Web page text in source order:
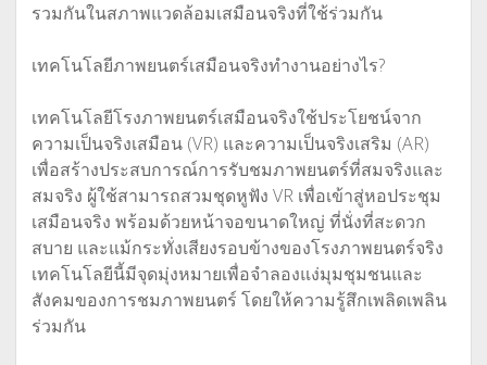
รวมกันในสภาพแวดล้อมเสมือนจริงที่ใช้ร่วมกัน
เทคโนโลยีภาพยนตร์เสมือนจริงทำงานอย่างไร?
เทคโนโลยีโรงภาพยนตร์เสมือนจริงใช้ประโยชน์จาก
ความเป็นจริงเสมือน (VR) และความเป็นจริงเสริม (AR)
เพื่อสร้างประสบการณ์การรับชมภาพยนตร์ที่สมจริงและ
สมจริง ผู้ใช้สามารถสวมชุดหูฟัง VR เพื่อเข้าสู่หอประชุม
เสมือนจริง พร้อมด้วยหน้าจอขนาดใหญ่ ที่นั่งที่สะดวก
สบาย และแม้กระทั่งเสียงรอบข้างของโรงภาพยนตร์จริง
เทคโนโลยีนี้มีจุดมุ่งหมายเพื่อจำลองแง่มุมชุมชนและ
สังคมของการชมภาพยนตร์ โดยให้ความรู้สึกเพลิดเพลิน
ร่วมกัน